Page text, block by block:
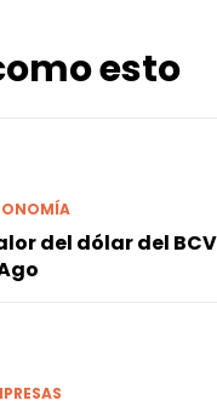
esto
del dólar del